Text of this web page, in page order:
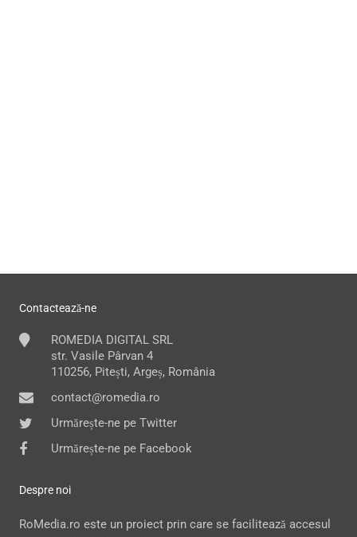
Contactează-ne
ROMEDIA DIGITAL SRL
str. Vasile Pârvan 4
110256, Pitești, Argeș, România
contact@romedia.ro
Urmărește-ne pe Twitter
Urmărește-ne pe Facebook
Despre noi
RoMedia.ro este un proiect prin care se facilitează accesul